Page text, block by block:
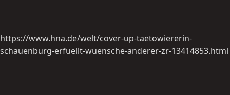
https://www.hna.de/welt/cover-up-taetowiererin-
schauenburg-erfuellt-wuensche-anderer-zr-13414853.html